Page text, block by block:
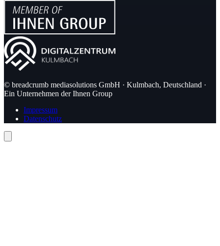
© breadcrumb mediasolutions GmbH · Kulmbach, Deutschland ·
Ein Unternehmen der Ihnen Group
Impressum
Datenschutz